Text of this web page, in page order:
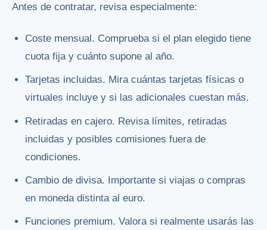
Antes de contratar, revisa especialmente:
Coste mensual. Comprueba si el plan elegido tiene
cuota fija y cuánto supone al año.
Tarjetas incluidas. Mira cuántas tarjetas físicas o
virtuales incluye y si las adicionales cuestan más.
Retiradas en cajero. Revisa límites, retiradas
incluidas y posibles comisiones fuera de
condiciones.
Cambio de divisa. Importante si viajas o compras
en moneda distinta al euro.
Funciones premium. Valora si realmente usarás las